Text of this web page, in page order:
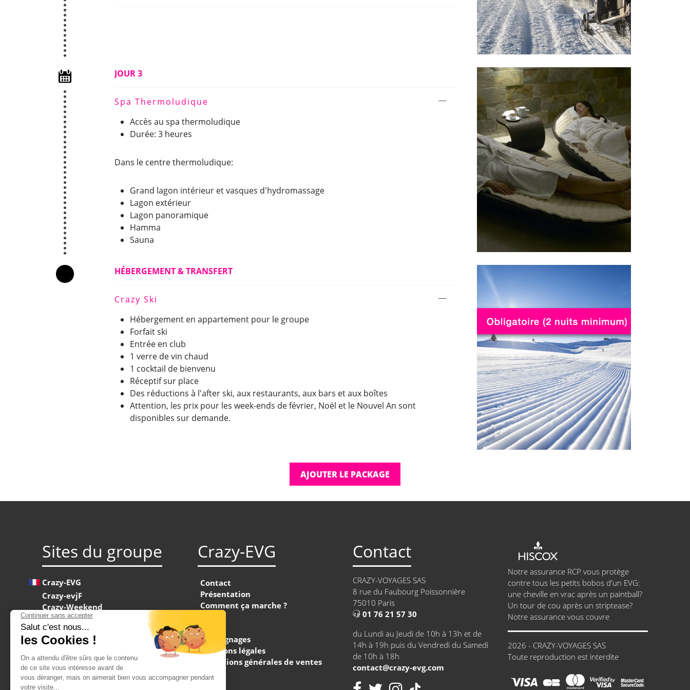
JOUR 3
Spa Thermoludique
Accès au spa thermoludique
Durée: 3 heures
Dans le centre thermoludique:
Grand lagon intérieur et vasques d'hydromassage
Lagon extérieur
Lagon panoramique
Hamma
Sauna
HÉBERGEMENT & TRANSFERT
Crazy Ski
Hébergement en appartement pour le groupe
Forfait ski
Entrée en club
1 verre de vin chaud
1 cocktail de bienvenu
Réceptif sur place
Des réductions à l'after ski, aux restaurants, aux bars et aux boîtes
Attention, les prix pour les week-ends de février, Noël et le Nouvel An sont
disponibles sur demande.
Hébergement pied de piste, en Andorre sur la station Grandvalira
Draps et serviettes fournis
2 jours de forfait
303km de pistes
3 snowparks
Wi-fi sur piste
AJOUTER LE PACKAGE
Sites du groupe
Crazy-EVG
Crazy-evjF
Crazy-Weekend
Crazy-Seminaire
Maximise
Maximise Hen Weekends
Maximise Stag Weekends
Crazy-JGA
Crazy-Junggesellinnenabschied
Crazy-EVG
Contact
Présentation
Comment ça marche ?
Presse
Témoignages
Mentions légales
Conditions générales de ventes
CNIL
Contact
CRAZY-VOYAGES SAS
8 rue du Faubourg Poissonnière
75010 Paris
01 76 21 57 30
du Lundi au Jeudi de 10h à 13h et de
14h à 19h puis du Vendredi du Samedi
de 10h à 18h
contact@crazy-evg.com
Notre assurance RCP vous protège
contre tous les petits bobos d'un EVG:
une cheville en vrac après un paintball?
Un tour de cou après un striptease?
Notre assurance vous couvre
2026 - CRAZY-VOYAGES SAS
Toute reproduction est interdite